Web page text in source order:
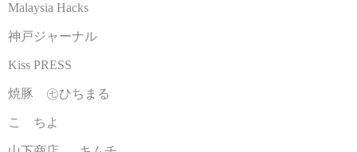
Malaysia Hacks
神戸ジャーナル
Kiss PRESS
焼豚 ㊆ひちまる
こゝちよ